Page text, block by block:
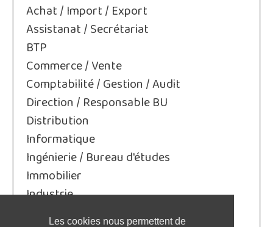
Les cookies nous permettent de
Achat / Import / Export
Assistanat / Secrétariat
BTP
Commerce / Vente
Comptabilité / Gestion / Audit
Direction / Responsable BU
Distribution
Informatique
Ingénierie / Bureau d'études
Immobilier
Industrie
Juridique/Droit